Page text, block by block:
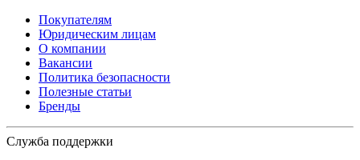
Покупателям
Юридическим лицам
О компании
Вакансии
Политика безопасности
Полезные статьи
Бренды
Служба поддержки